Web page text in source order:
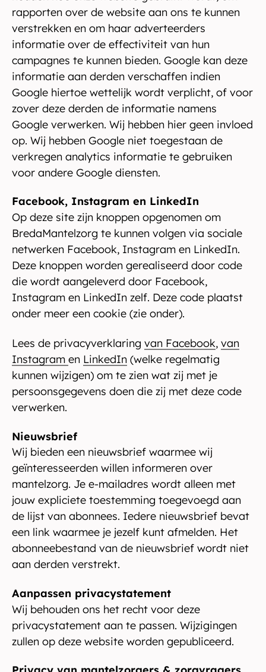
rapporten over de website aan ons te kunnen
verstrekken en om haar adverteerders
informatie over de effectiviteit van hun
campagnes te kunnen bieden. Google kan deze
informatie aan derden verschaffen indien
Google hiertoe wettelijk wordt verplicht, of voor
zover deze derden de informatie namens
Google verwerken. Wij hebben hier geen invloed
op. Wij hebben Google niet toegestaan de
verkregen analytics informatie te gebruiken
voor andere Google diensten.
Facebook, Instagram en LinkedIn
Op deze site zijn knoppen opgenomen om
BredaMantelzorg te kunnen volgen via sociale
netwerken Facebook, Instagram en LinkedIn.
Deze knoppen worden gerealiseerd door code
die wordt aangeleverd door Facebook,
Instagram en LinkedIn zelf. Deze code plaatst
onder meer een cookie (zie onder).
Lees de privacyverklaring van Facebook, van
Instagram en LinkedIn (welke regelmatig
kunnen wijzigen) om te zien wat zij met je
persoonsgegevens doen die zij met deze code
verwerken.
Nieuwsbrief
Wij bieden een nieuwsbrief waarmee wij
geïnteresseerden willen informeren over
mantelzorg. Je e-mailadres wordt alleen met
jouw expliciete toestemming toegevoegd aan
de lijst van abonnees. Iedere nieuwsbrief bevat
een link waarmee je jezelf kunt afmelden. Het
abonneebestand van de nieuwsbrief wordt niet
aan derden verstrekt.
Aanpassen privacystatement
Wij behouden ons het recht voor deze
privacystatement aan te passen. Wijzigingen
zullen op deze website worden gepubliceerd.